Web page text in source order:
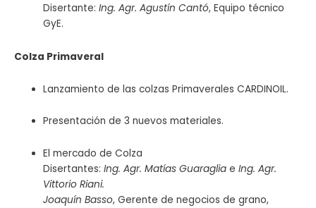
Disertante:Ing. Agr. Agustín Cantó, Equipo técnico
GyE.
Colza Primaveral
Lanzamiento de las colzas Primaverales CARDINOIL.
Presentación de 3 nuevos materiales.
El mercado de Colza
Disertantes:Ing. Agr. Matías Guaraglia eIng. Agr.
Vittorio Riani.
Joaquín Basso, Gerente de negocios de grano,